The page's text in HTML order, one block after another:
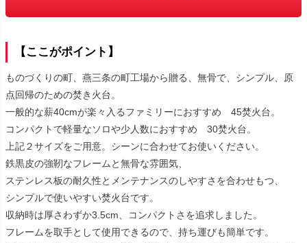
【ここがポイント】
ものづくりの町、燕三条の町工場から贈る、無骨で、シンプル、原
点回帰のための焚き火台。
一般的な薪40cmが楽々入るファミリーにおすすめ 45焚火台。
コンパクトで軽量なソロや少人数におすすめ 30焚火台。
上記２サイズをご用意。シーンに合わせてお使いください。
鉄黒皮の強靭なフレームと無骨な雰囲気、
ステンレス板の耐久性とメンテナンスのしやすさを合わせもつ、
シンプルで使いやすい焚火台です。
収納時は厚さわずか3.5cm、コンパクトさを追求しました。
フレームを取手として使用できるので、持ち運びも簡単です。